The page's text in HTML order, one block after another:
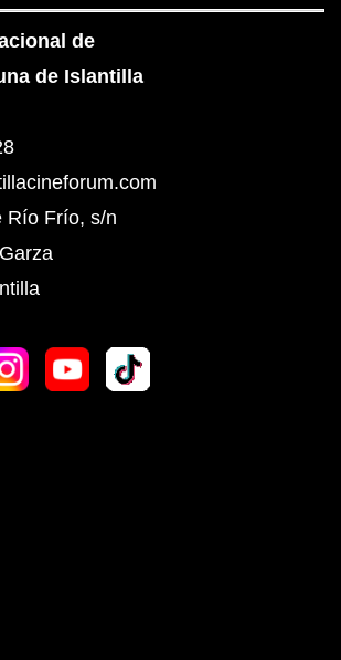
de
de Islantilla
Río Frío, s/n